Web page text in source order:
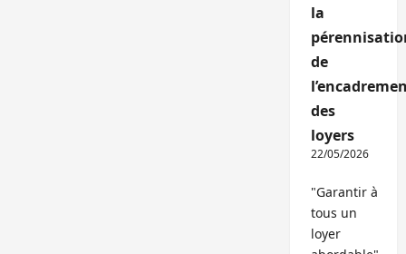
la
de
des
loyers
22/05/2026
"Garantir à
tous un
loyer